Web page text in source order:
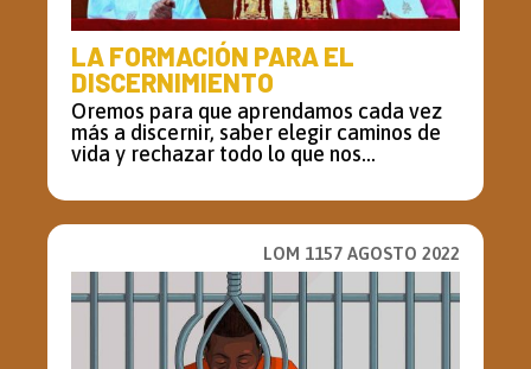
LA FORMACIÓN PARA EL
DISCERNIMIENTO
Oremos para que aprendamos cada vez
más a discernir, saber elegir caminos de
vida y rechazar todo lo que nos...
LOM 1157 AGOSTO 2022